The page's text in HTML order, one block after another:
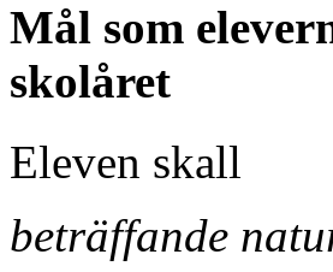
Mål som
skolåret
Eleven skall
beträffande